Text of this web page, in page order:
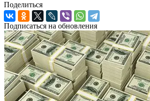
Поделиться
Подписаться на обновления